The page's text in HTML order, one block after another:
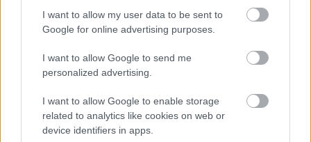
I want to allow my user data to be sent to
Google for online advertising purposes.
I want to allow Google to send me
personalized advertising.
I want to allow Google to enable storage
related to analytics like cookies on web or
device identifiers in apps.
adjanak át akár szabadon, akár önkényesen
meghatározott egyházaknak.”
Igazán nem a kötözködés szándékával, de hadd jegyezzem
a világból sokan és sokszor figyelmeztettek arra,
lenne szabad az állam feladataiból ilyen mértékben részt
vállalniuk. De az már mégis hallatlan lenne, ha
nyomorult gondja rájuk szakadna, b